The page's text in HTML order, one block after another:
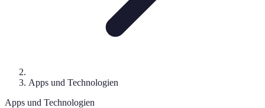
Apps und Technologien
Apps und Technologien